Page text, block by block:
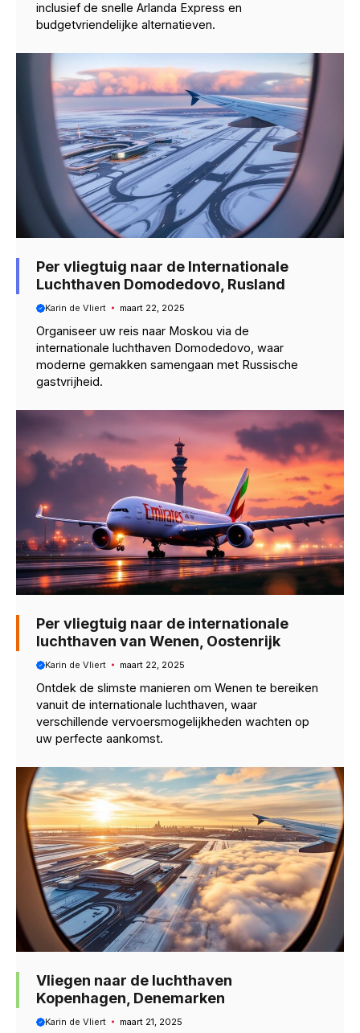
inclusief de snelle Arlanda Express en
budgetvriendelijke alternatieven.
Per vliegtuig naar de Internationale
Luchthaven Domodedovo, Rusland
Karin de Vliert maart 22, 2025
Organiseer uw reis naar Moskou via de
internationale luchthaven Domodedovo, waar
moderne gemakken samengaan met Russische
gastvrijheid.
Per vliegtuig naar de internationale
luchthaven van Wenen, Oostenrijk
Karin de Vliert maart 22, 2025
Ontdek de slimste manieren om Wenen te bereiken
vanuit de internationale luchthaven, waar
verschillende vervoersmogelijkheden wachten op
uw perfecte aankomst.
Vliegen naar de luchthaven
Kopenhagen, Denemarken
Karin de Vliert maart 21, 2025